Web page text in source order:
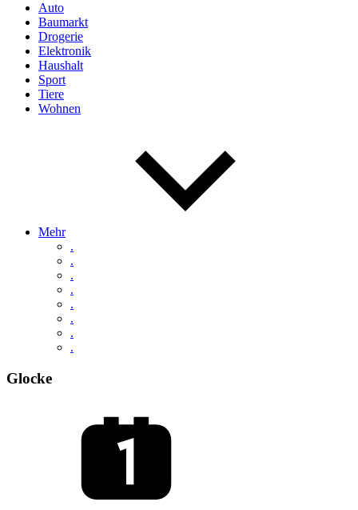
Auto
Baumarkt
Drogerie
Elektronik
Haushalt
Sport
Tiere
Wohnen
Mehr
.
.
.
.
.
.
.
.
Glocke